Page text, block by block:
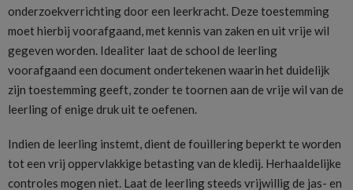
onderzoekverrichting door een leerkracht. Deze toestemming
moet hierbij voorafgaand, met kennis van zaken en uit vrije wil
gegeven worden. Idealiter laat de school de leerling
voorafgaand een document ondertekenen waarin het duidelijk
zijn toestemming geeft, zonder te toornen aan de vrije wil van de
leerling of enige druk uit te oefenen.
Indien de leerling instemt, dient de fouillering beperkt te worden
tot een vrij oppervlakkige betasting van de kledij. Herhaaldelijke
controles mogen niet. Laat de leerling steeds vrijwillig de jas- en